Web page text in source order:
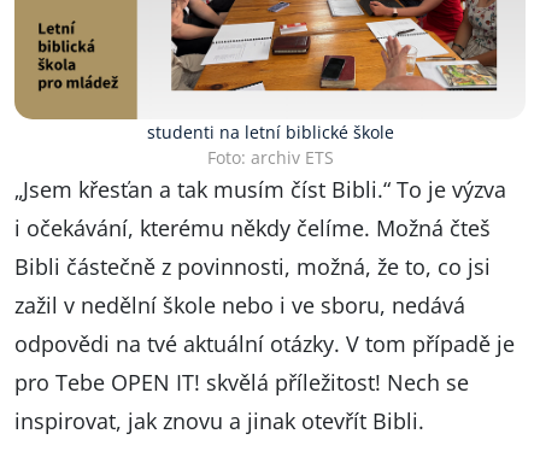
studenti na letní biblické škole
Foto: archiv ETS
„Jsem křesťan a tak musím číst Bibli.“ To je výzva
i očekávání, kterému někdy čelíme. Možná čteš
Bibli částečně z povinnosti, možná, že to, co jsi
zažil v nedělní škole nebo i ve sboru, nedává
odpovědi na tvé aktuální otázky. V tom případě je
pro Tebe OPEN IT! skvělá příležitost! Nech se
inspirovat, jak znovu a jinak otevřít Bibli.